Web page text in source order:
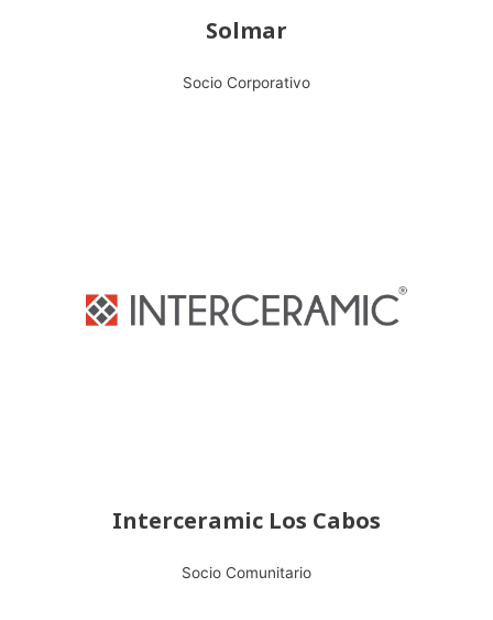
Solmar
Socio Corporativo
Interceramic Los Cabos
Socio Comunitario